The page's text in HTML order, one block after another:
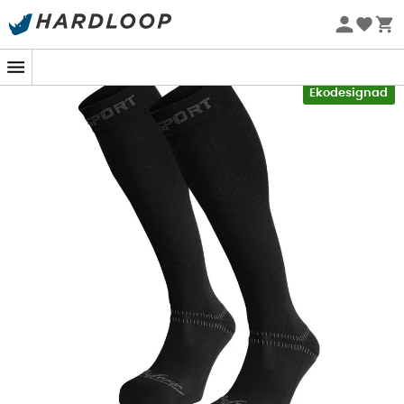
Sommarerbjudanden 🔥 -5 % EXTRA vid köp av 2 produkter*
Ekodesignad